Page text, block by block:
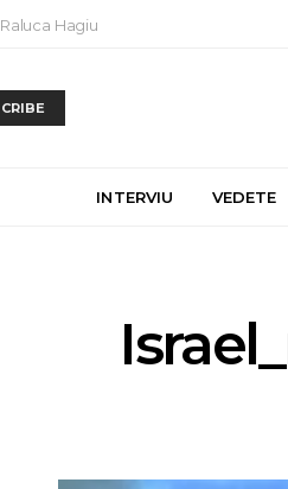
Hagiu
INTERVIU VEDETE